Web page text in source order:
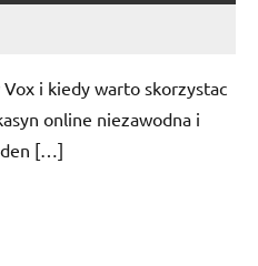
i kiedy warto skorzystac
online niezawodna i
[…]